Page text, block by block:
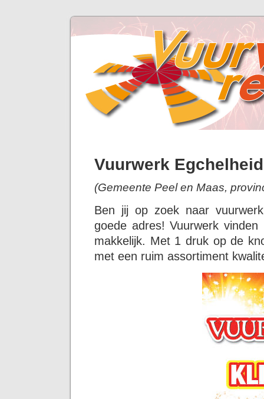
Vuurwerk
(Gemeente Peel en Maas,
Ben jij op zoek naar
goede adres! Vuurwerk
makkelijk. Met 1 druk op de
met een ruim assortiment